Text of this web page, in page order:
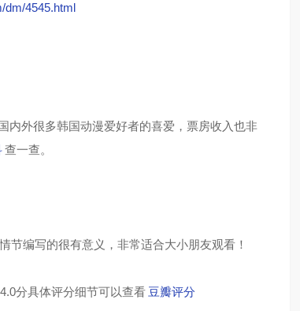
dm/4545.html
内外很多韩国动漫爱好者的喜爱，票房收入也非
查一查。
节编写的很有意义，非常适合大小朋友观看！
分具体评分细节可以查看 豆瓣评分